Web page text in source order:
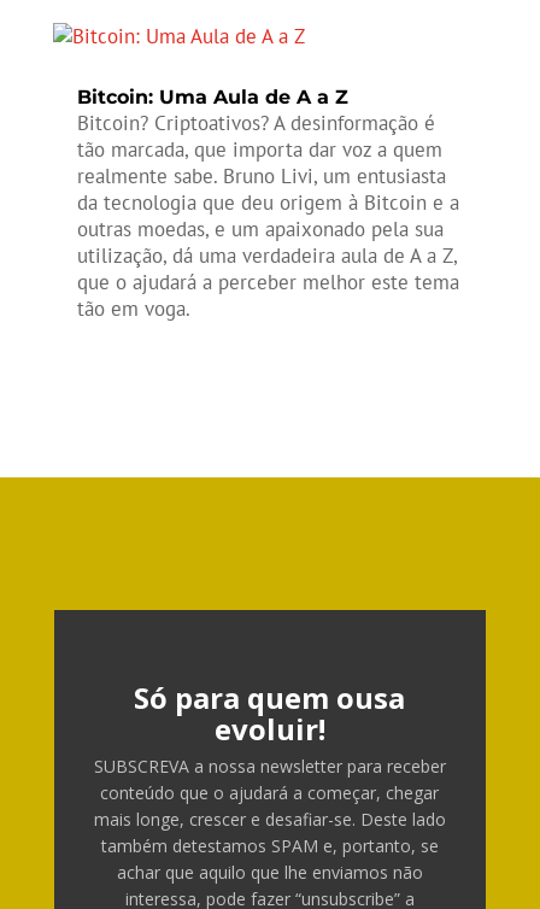
Bitcoin: Uma Aula de A a Z
Bitcoin? Criptoativos? A desinformação é
tão marcada, que importa dar voz a quem
realmente sabe. Bruno Livi, um entusiasta
da tecnologia que deu origem à Bitcoin e a
outras moedas, e um apaixonado pela sua
utilização, dá uma verdadeira aula de A a Z,
que o ajudará a perceber melhor este tema
tão em voga.
Só para quem ousa
evoluir!
SUBSCREVA a nossa newsletter para receber
conteúdo que o ajudará a começar, chegar
mais longe, crescer e desafiar-se. Deste lado
também detestamos SPAM e, portanto, se
achar que aquilo que lhe enviamos não
interessa, pode fazer “unsubscribe” a